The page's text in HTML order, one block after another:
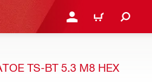
ВОЙДИТЕ В СВОЮ
КОРЗИНА
TS-BT 5.3 M8 HEX